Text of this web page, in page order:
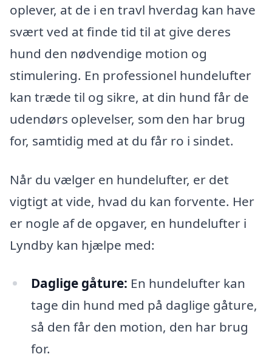
oplever, at de i en travl hverdag kan have
svært ved at finde tid til at give deres
hund den nødvendige motion og
stimulering. En professionel hundelufter
kan træde til og sikre, at din hund får de
udendørs oplevelser, som den har brug
for, samtidig med at du får ro i sindet.
Når du vælger en hundelufter, er det
vigtigt at vide, hvad du kan forvente. Her
er nogle af de opgaver, en hundelufter i
Lyndby kan hjælpe med:
Daglige gåture: En hundelufter kan
tage din hund med på daglige gåture,
så den får den motion, den har brug
for.